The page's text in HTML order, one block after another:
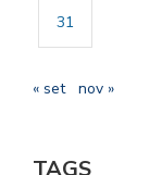
31
« set nov »
TAGS